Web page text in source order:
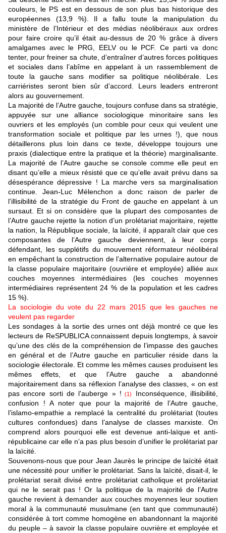
couleurs, le PS est en dessous de son plus bas historique des
européennes (13,9 %). Il a fallu toute la manipulation du
ministère de l’Intérieur et des médias néolibéraux aux ordres
pour faire croire qu’il était au-dessus de 20 % grâce à divers
amalgames avec le PRG, EELV ou le PCF. Ce parti va donc
tenter, pour freiner sa chute, d’entraîner d’autres forces politiques
et sociales dans l’abîme en appelant à un rassemblement de
toute la gauche sans modifier sa politique néolibérale. Les
carriéristes seront bien sûr d’accord. Leurs leaders entreront
alors au gouvernement.
La majorité de l’Autre gauche, toujours confuse dans sa stratégie,
appuyée sur une alliance sociologique minoritaire sans les
ouvriers et les employés (un comble pour ceux qui veulent une
transformation sociale et politique par les urnes !), que nous
détaillerons plus loin dans ce texte, développe toujours une
praxis (dialectique entre la pratique et la théorie) marginalisante.
La majorité de l’Autre gauche se console comme elle peut en
disant qu’elle a mieux résisté que ce qu’elle avait prévu dans sa
désespérance dépressive ! La marche vers sa marginalisation
continue. Jean-Luc Mélenchon a donc raison de parler de
l’illisibilité de la stratégie du Front de gauche en appelant à un
sursaut. Et si on considère que la plupart des composantes de
l’Autre gauche rejette la notion d’un prolétariat majoritaire, rejette
la nation, la République sociale, la laïcité, il apparaît clair que ces
composantes de l’Autre gauche deviennent, à leur corps
défendant, les supplétifs du mouvement réformateur néolibéral
en empêchant la construction de l’alternative populaire autour de
la classe populaire majoritaire (ouvrière et employée) alliée aux
couches moyennes intermédiaires (les couches moyennes
intermédiaires représentent 24 % de la population et les cadres
15 %).
La sociologie du vote du 22 mars 2015 que les gauches ne
veulent pas regarder
Les sondages à la sortie des urnes ont déjà montré ce que les
lecteurs de ReSPUBLICA connaissent depuis longtemps, à savoir
qu’une des clés de la compréhension de l’impasse des gauches
en général et de l’Autre gauche en particulier réside dans la
sociologie électorale. Et comme les mêmes causes produisent les
mêmes effets, et que l’Autre gauche a abandonné
majoritairement dans sa réflexion l’analyse des classes, « on est
pas encore sorti de l’auberge » !
(1)
Inconséquence, illisibilité,
confusion ! A noter que pour la majorité de l’Autre gauche,
l’islamo-empathie a remplacé la centralité du prolétariat (toutes
cultures confondues) dans l’analyse de classes marxiste. On
comprend alors pourquoi elle est devenue anti-laïque et anti-
républicaine car elle n’a pas plus besoin d’unifier le prolétariat par
la laïcité.
Souvenons-nous que pour Jean Jaurès le principe de laïcité était
une nécessité pour unifier le prolétariat. Sans la laïcité, disait-il, le
prolétariat serait divisé entre prolétariat catholique et prolétariat
qui ne le serait pas ! Or la politique de la majorité de l’Autre
gauche revient à demander aux couches moyennes leur soutien
moral à la communauté musulmane (en tant que communauté)
considérée à tort comme homogène en abandonnant la majorité
du peuple – à savoir la classe populaire ouvrière et employée et